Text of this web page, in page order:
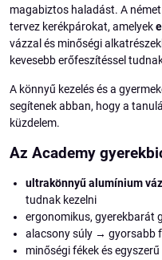
magabiztos haladást. A
tervez kerékpárokat, amelyek
vázzal és minőségi
kevesebb erőfeszítéssel
A könnyű kezelés és a
segítenek abban, hogy a
küzdelem.
Az Academy
ultrakönnyű alumínium váz
tudnak kezelni
ergonomikus, gyerekbarát
alacsony súly → gyorsabb
minőségi fékek és